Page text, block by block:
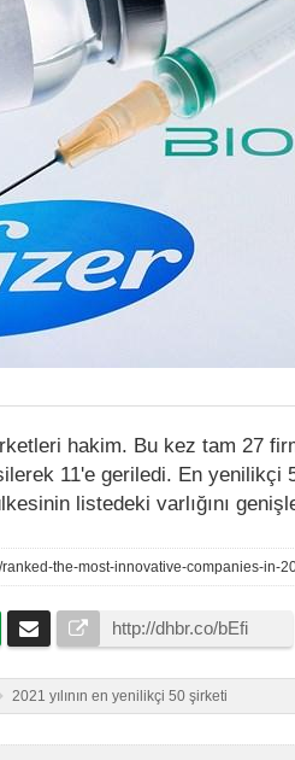
hakim. Bu kez tam 27
11'e geriledi. En yenilikçi
listedeki varlığını
the-most-innovative-companies-in-
2021 yılının en yenilikçi 50 şirketi